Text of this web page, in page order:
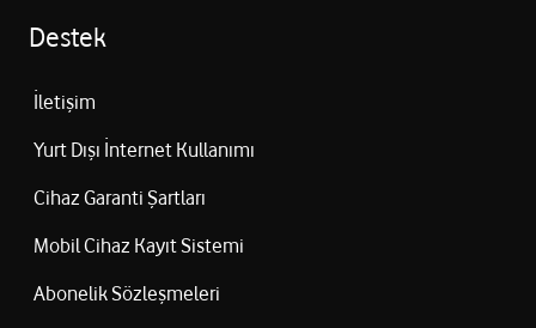
Destek
İletişim
Yurt Dışı İnternet Kullanımı
Cihaz Garanti Şartları
Mobil Cihaz Kayıt Sistemi
Abonelik Sözleşmeleri